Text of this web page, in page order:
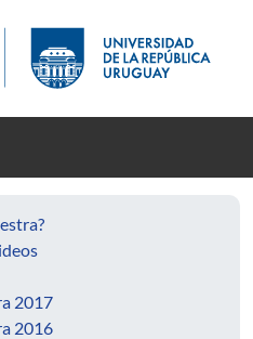
2017
2016